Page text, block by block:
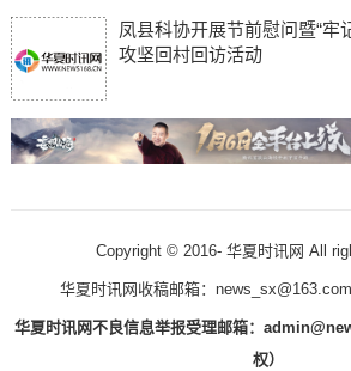
凤县科协开展节前慰问暨“牢
攻坚回村回访活动
Copyright © 2016- 华夏时讯网 All
华夏时讯网收稿邮箱：
华夏时讯网不良信息举报受理邮箱：
权）